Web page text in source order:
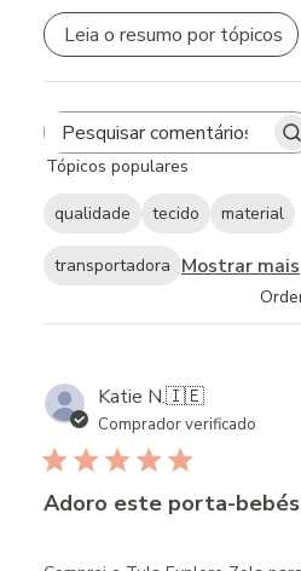
Leia o resumo por tópicos
Search
reviews
Tópicos populares
qualidade tecido material
transportadora Mostrar mais
Katie N.🇮🇪
Comprador verificado
Adoro este porta-